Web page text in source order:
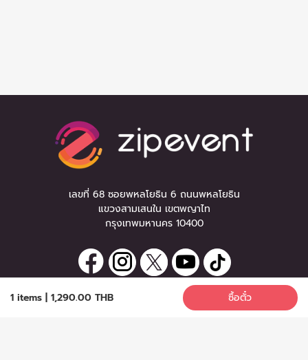
1 items 1,290.00 THB ซื้อตั๋ว
เลขที่ 68 ซอยพหลโยธิน 6 ถนนพหลโยธิน
แขวงสามเสนใน เขตพญาไท
กรุงเทพมหานคร 10400
ลงทะเบียนรับข่าวสาร